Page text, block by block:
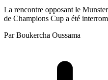
La rencontre opposant le
de Champions Cup a été
Par Boukercha Oussama